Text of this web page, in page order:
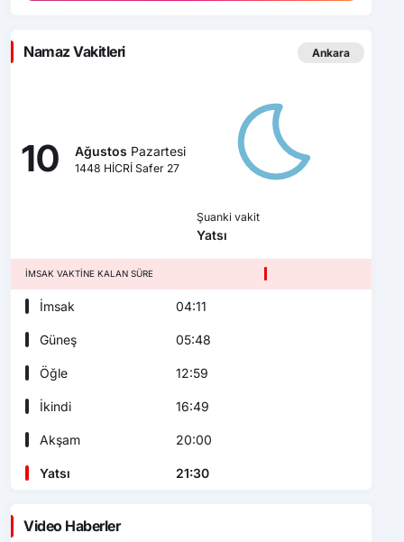
Namaz Vakitleri Ankara
10 Ağustos Pazartesi
1448 HİCRİ Safer 27
Şuanki vakit
Yatsı
İMSAK VAKTINE KALAN SÜRE
İmsak 04:11
Güneş 05:48
Öğle 12:59
İkindi 16:49
Akşam 20:00
Yatsı 21:30
Video Haberler